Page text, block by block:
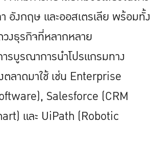
อังกฤษ และออสเตรเลีย พร้อมทั้ง
งธุรกิจที่หลากหลาย
รบูรณาการนำโปรแกรมทาง
ลาดมาใช้ เช่น Enterprise
Salesforce (CRM
และ UiPath (Robotic